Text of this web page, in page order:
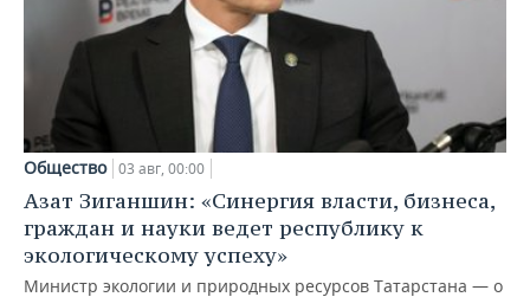
Общество 03 авг, 00:00
Азат Зиганшин: «Синергия власти, бизнеса,
граждан и науки ведет республику к
экологическому успеху»
Министр экологии и природных ресурсов Татарстана — о